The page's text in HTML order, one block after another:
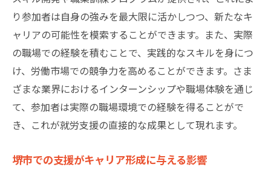
り参加者は自身の強みを最大限に活かしつつ、新たなキ
ャリアの可能性を模索することができます。また、実際
の職場での経験を積むことで、実践的なスキルを身につ
け、労働市場での競争力を高めることができます。さま
ざまな業界におけるインターンシップや職場体験を通じ
て、参加者は実際の職場環境での経験を得ることがで
き、これが就労支援の直接的な成果として現れます。
堺市での支援がキャリア形成に与える影響